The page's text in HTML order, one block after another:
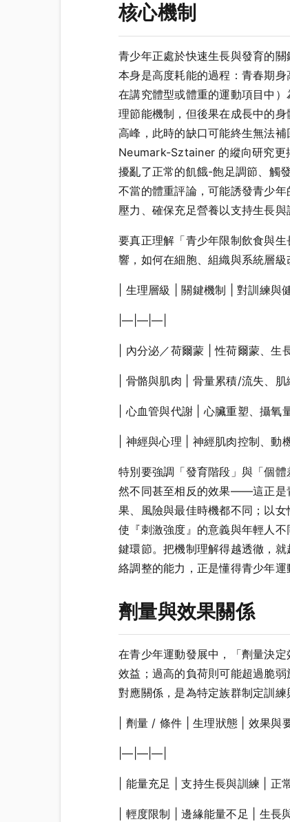
核心機制
青少年正處於快速生長與發育的
本身是高度耗能的過程：青春期
在講究體型或體重的運動項目中
理節能機制，但後果在成長中的
高峰，此時的缺口可能終生無法
Neumark-Sztainer 的縱向研究更
擾亂了正常的飢餓-飽足調節、觸
不當的體重評論，可能誘發青少
壓力、確保充足營養以支持生長
要真正理解「青少年限制飲食與
響，如何在細胞、組織與系統層
| 生理層級 | 關鍵機制 | 對訓練與
|—|—|—|
| 內分泌／荷爾蒙 | 性荷爾蒙、生
| 骨骼與肌肉 | 骨量累積/流失、
| 心血管與代謝 | 心臟重塑、攝氧
| 神經與心理 | 神經肌肉控制、動
特別要強調「發育階段」與「個
然不同甚至相反的效果——這正是
果、風險與最佳時機都不同；以
使『刺激強度』的意義與年輕人
鍵環節。把機制理解得越透徹，
絡調整的能力，正是懂得青少年運
劑量與效果關係
在青少年運動發展中，「劑量決
效益；過高的負荷則可能超過脆
對應關係，是為特定族群制定訓練
| 劑量 / 條件 | 生理狀態 | 效果與
|—|—|—|
| 能量充足 | 支持生長與訓練 | 正
| 輕度限制 | 邊緣能量不足 | 生長